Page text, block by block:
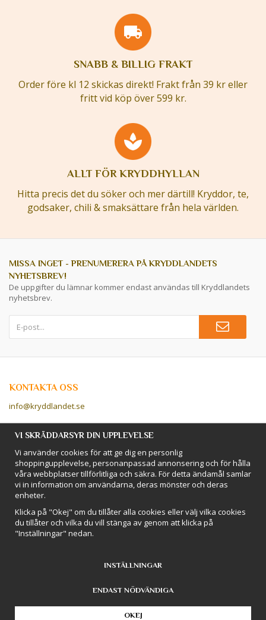
SNABB & BILLIG FRAKT
Order före kl 12 skickas direkt! Frakt från 39 kr eller
fritt vid köp över 599 kr.
ALLT FÖR KRYDDHYLLAN
Hitta precis det du söker och mer därtill! Kryddor, te,
godsaker, chili & smaksättare från hela världen.
MISSA INGET - PRENUMERERA PÅ KRYDDLANDETS
NYHETSBREV!
De uppgifter du lämnar kommer endast användas till Kryddlandets
nyhetsbrev.
KONTAKTA OSS
info@kryddlandet.se
Följ oss på Facebook!
Följ oss på Instagram!
BETALSÄTT
Hos Kryddlandet handlar du tryggt & säkert - och betalar enkelt med
kort, Klarna eller swish!
VI SKRÄDDARSYR DIN UPPLEVELSE
Vi använder cookies för att ge dig en personlig
shoppingupplevelse, personanpassad annonsering och för hålla
våra webbplatser tillförlitliga och säkra. För detta ändamål samlar
vi in information om användarna, deras mönster och deras
enheter.
Klicka på "Okej" om du tillåter alla cookies eller välj vilka cookies
du tillåter och vilka du vill stänga av genom att klicka på
"Inställningar" nedan.
INSTÄLLNINGAR
ENDAST NÖDVÄNDIGA
OKEJ